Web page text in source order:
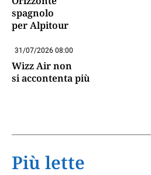
spagnolo
per Alpitour
31/07/2026 08:00
Wizz Air non
si accontenta più
Più lette